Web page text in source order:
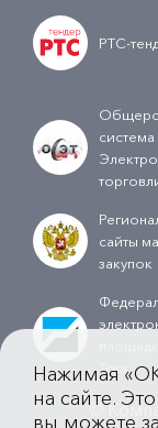
РТС-
система
сайты
закупок
Торг
©
Нажимая
на сайте.
вы можете